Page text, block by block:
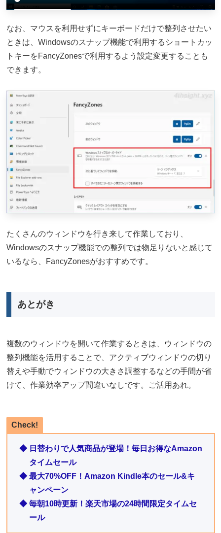
なお、マウスを利用せずにキーボードだけで整列させたい
ときは、Windowsのスナップ機能で利用するショートカッ
トキーをFancyZonesで利用するよう設定変更することも
できます。
たくさんのウィンドウを行き来して作業しており、
Windowsのスナップ機能での整列では物足りないと感じて
いるなら、FancyZonesがおすすめです。
あとがき
複数のウィンドウを開いて作業するときは、ウィンドウの
整列機能を活用することで、アクティブウィンドウの切り
替えや手動でウィンドウの大きさ調整するなどの手間が省
けて、作業効率アップ間違いなしです。ご活用あれ。
Check!
◆ 日替わりで人気商品が登場！毎日お得なAmazon
タイムセール
◆ 最大70%OFF！Amazon Kindle本のセール&キ
ャンペーン
◆ 毎朝10時更新！楽天市場の24時間限定タイムセ
ール